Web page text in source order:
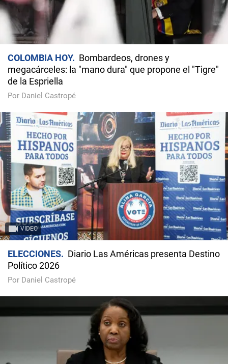
COLOMBIA HOY
Bombardeos, drones y
megacárceles: la "mano dura" que propone el "Tigre"
de la Espriella
Por Daniel Castropé
VIDEO
ELECCIONES
Diario Las Américas presenta Destino
Político 2026
Por Daniel Castropé